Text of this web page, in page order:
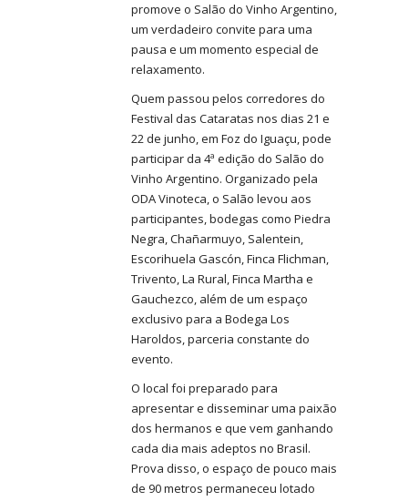
promove o Salão do Vinho Argentino,
um verdadeiro convite para uma
pausa e um momento especial de
relaxamento.
Quem passou pelos corredores do
Festival das Cataratas nos dias 21 e
22 de junho, em Foz do Iguaçu, pode
participar da 4ª edição do Salão do
Vinho Argentino. Organizado pela
ODA Vinoteca, o Salão levou aos
participantes, bodegas como Piedra
Negra, Chañarmuyo, Salentein,
Escorihuela Gascón, Finca Flichman,
Trivento, La Rural, Finca Martha e
Gauchezco, além de um espaço
exclusivo para a Bodega Los
Haroldos, parceria constante do
evento.
O local foi preparado para
apresentar e disseminar uma paixão
dos hermanos e que vem ganhando
cada dia mais adeptos no Brasil.
Prova disso, o espaço de pouco mais
de 90 metros permaneceu lotado